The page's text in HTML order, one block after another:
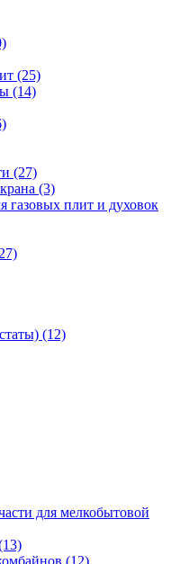
(25)
(14)
(27)
(3)
газовых плит и духовок
(12)
для мелкобытовой
(12)